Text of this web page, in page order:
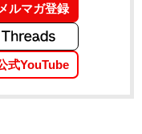
メルマガ登録
式YouTube